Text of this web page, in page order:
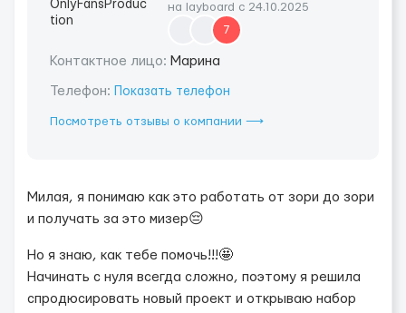
на layboard с 24.10.2025
7
Контактное лицо: Марина
Телефон: Показать телефон
Посмотреть отзывы о компании ⟶
Милая, я понимаю как это работать от зори до зори
и получать за это мизер😔
Но я знаю, как тебе помочь!!!🤩
Начинать с нуля всегда сложно, поэтому я решила
спродюсировать новый проект и открываю набор